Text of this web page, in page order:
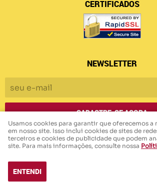
CERTIFICADOS
NEWSLETTER
CADASTRE-SE AGORA
Armazem das Malhas CNPJ:
LOJA VIRTUAL CRIADA POR
Usamos cookies para garantir que oferecemos a
em nosso site. Isso inclui cookies de sites de
terceiros e cookies de publicidade que podem
site. Para mais informações, consulte nossa
ENTENDI